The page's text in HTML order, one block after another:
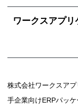
ワークスアプ
株式会社ワークスア
手企業向けERPパッ